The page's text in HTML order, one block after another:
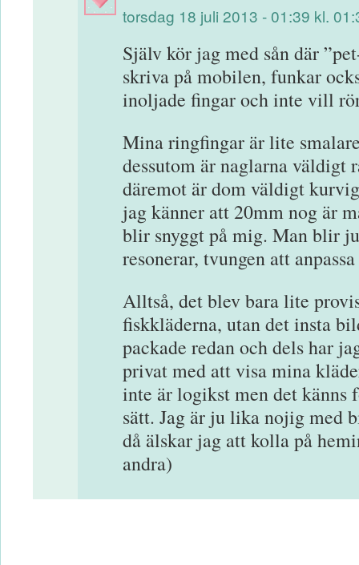
torsdag 18 juli 2013 - 01:39 kl.
Själv kör jag med sån där
skriva på mobilen, funkar
inoljade fingar och inte vill
Mina ringfingar är lite
dessutom är naglarna
däremot är dom väldigt
jag känner att 20mm nog är
blir snyggt på mig. Man blir
resonerar, tvungen att
Alltså, det blev bara lite
fiskkläderna, utan det insta
packade redan och dels har
privat med att visa mina
inte är logikst men det känns
sätt. Jag är ju lika nojig med
då älskar jag att kolla på
andra)